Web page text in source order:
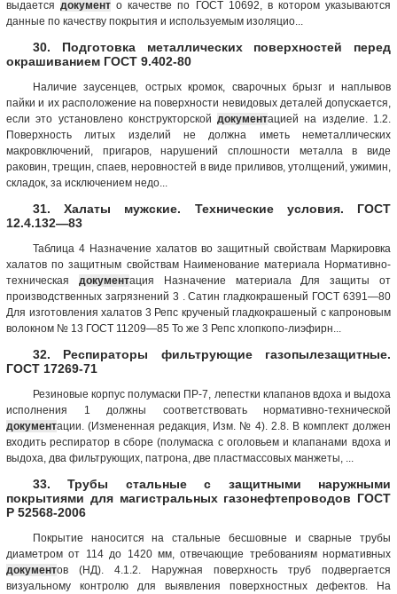
выдаетсядокумент о качестве по ГОСТ 10692, в котором указываются
данные по качеству покрытия и используемым изоляцио...
30. Подготовка металлических поверхностей перед
окрашиванием ГОСТ 9.402-80
Наличие заусенцев, острых кромок, сварочных брызг и наплывов
пайки и их расположение на поверхности невидовых деталей допускается,
если это установлено конструкторскойдокументацией на изделие. 1.2.
Поверхность литых изделий не должна иметь неметаллических
макровключений, пригаров, нарушений сплошности металла в виде
раковин, трещин, спаев, неровностей в виде приливов, утолщений, ужимин,
складок, за исключением недо...
31. Халаты мужские. Технические условия. ГОСТ
12.4.132—83
Таблица 4 Назначение хала­тов во защитный свойствам Маркировка
халатов по защитным свойствам Наименование материала Нормативно-
техни­ческая документация Назначе­ние мате­риала Для защиты от
производственных загрязнений 3 . Сатин гладкокрашеный ГОСТ 6391—80
Для изготов­ления хала­тов 3 Репс крученый гладкокрашеный с капроновым
волокном № 13 ГОСТ 11209—85 То же 3 Репс хлопкопо-лиэфирн...
32. Респираторы фильтрующие газопылезащитные.
ГОСТ 17269-71
Резиновые корпус полумаски ПР-7, лепестки клапанов вдоха и выдоха
исполнения 1 должны соответствовать нормативно-технической
документации. (Измененная редакция, Изм. № 4). 2.8. В комплект должен
входить респиратор в сборе (полумаска с оголовьем и клапанами вдоха и
выдоха, два фильтрующих, патрона, две пластмассовых манжеты, ...
33. Трубы стальные с защитными наружными
покрытиями для магистральных газонефтепроводов ГОСТ
Р 52568-2006
Покрытие наносится на стальные бесшовные и сварные трубы
диаметром от 114 до 1420 мм, отвечающие требованиям нормативных
документов (НД). 4.1.2. Наружная поверхность труб подвергается
визуальному контролю для выявления поверхностных дефектов. На